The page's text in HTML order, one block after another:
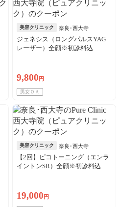
美容クリニック 奈良･西大寺
ジェネシス（ロングパルスYAG
レーザー）全顔※初診料込
9,800 円
男女ＯＫ
美容クリニック 奈良･西大寺
【2回】ピコトーニング（エンラ
イントンSR）全顔※初診料込
19,000 円